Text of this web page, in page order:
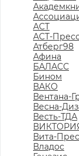
АСТ
АСТ-
Атберг98
Афина
БАЛАСС
Бином
ВАКО
Вентана-
Весна-
Весть-ТДА
Вита-
Владос